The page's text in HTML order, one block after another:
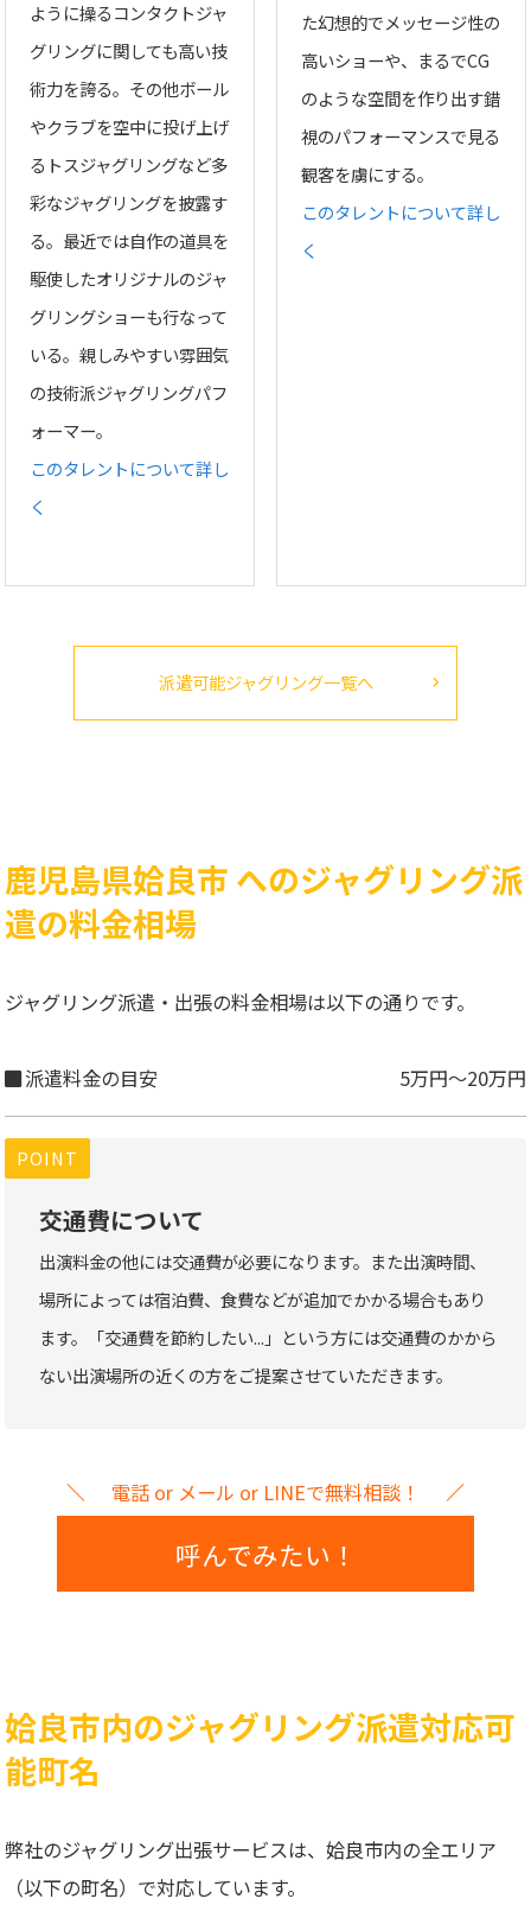
ように操るコンタクトジャ
グリングに関しても高い技
術力を誇る。その他ボール
やクラブを空中に投げ上げ
るトスジャグリングなど多
彩なジャグリングを披露す
る。最近では自作の道具を
駆使したオリジナルのジャ
グリングショーも行なって
いる。親しみやすい雰囲気
の技術派ジャグリングパフ
ォーマー。
このタレントについて詳し
く
た幻想的でメッセージ性の
高いショーや、まるでCG
のような空間を作り出す錯
視のパフォーマンスで見る
観客を虜にする。
このタレントについて詳し
く
派遣可能ジャグリング一覧へ
鹿児島県姶良市 へのジャグリング派
遣の料金相場
ジャグリング派遣・出張の料金相場は以下の通りです。
派遣料金の目安 5万円～20万円
POINT
交通費について
出演料金の他には交通費が必要になります。また出演時間、
場所によっては宿泊費、食費などが追加でかかる場合もあり
ます。「交通費を節約したい...」という方には交通費のかから
ない出演場所の近くの方をご提案させていただきます。
電話 or メール or LINEで無料相談！
呼んでみたい！
姶良市内のジャグリング派遣対応可
能町名
弊社のジャグリング出張サービスは、姶良市内の全エリア
（以下の町名）で対応しています。